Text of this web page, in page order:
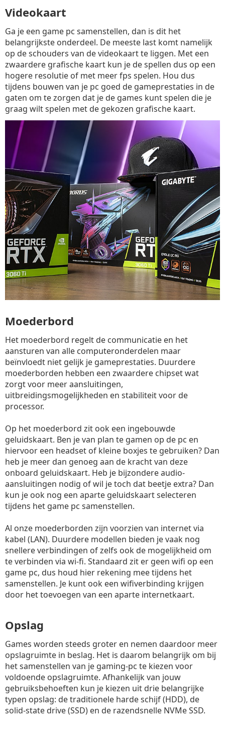
Videokaart
Ga je een game pc samenstellen, dan is dit het
belangrijkste onderdeel. De meeste last komt namelijk
op de schouders van de videokaart te liggen. Met een
zwaardere grafische kaart kun je de spellen dus op een
hogere resolutie of met meer fps spelen. Hou dus
tijdens bouwen van je pc goed de gameprestaties in de
gaten om te zorgen dat je de games kunt spelen die je
graag wilt spelen met de gekozen grafische kaart.
Moederbord
Het moederbord regelt de communicatie en het
aansturen van alle computeronderdelen maar
beïnvloedt niet gelijk je gameprestaties. Duurdere
moederborden hebben een zwaardere chipset wat
zorgt voor meer aansluitingen,
uitbreidingsmogelijkheden en stabiliteit voor de
processor.
Op het moederbord zit ook een ingebouwde
geluidskaart. Ben je van plan te gamen op de pc en
hiervoor een headset of kleine boxjes te gebruiken? Dan
heb je meer dan genoeg aan de kracht van deze
onboard geluidskaart. Heb je bijzondere audio-
aansluitingen nodig of wil je toch dat beetje extra? Dan
kun je ook nog een aparte geluidskaart selecteren
tijdens het game pc samenstellen.
Al onze moederborden zijn voorzien van internet via
kabel (LAN). Duurdere modellen bieden je vaak nog
snellere verbindingen of zelfs ook de mogelijkheid om
te verbinden via wi-fi. Standaard zit er geen wifi op een
game pc, dus houd hier rekening mee tijdens het
samenstellen. Je kunt ook een wifiverbinding krijgen
door het toevoegen van een aparte internetkaart.
Opslag
Games worden steeds groter en nemen daardoor meer
opslagruimte in beslag. Het is daarom belangrijk om bij
het samenstellen van je gaming-pc te kiezen voor
voldoende opslagruimte. Afhankelijk van jouw
gebruiksbehoeften kun je kiezen uit drie belangrijke
typen opslag: de traditionele harde schijf (HDD), de
solid-state drive (SSD) en de razendsnelle NVMe SSD.